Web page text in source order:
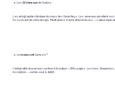
La cartographie chimique du corps des Gene Keys. Les anneaux qui relient
tissu vivant de votre design. Méditations d'activation incluses. — valeur
⌱ Les 22 Anneauxde Codons
L'intégralité du parcours en livre A4 couleur — 200+ pages. Les trois
inscription. — vendu seul à 444 €.
⌱ LemanuscritGenesis™